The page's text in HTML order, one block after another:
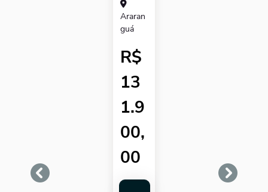
Araran
Guá
R$
13
1.9
00,
00
templates.template-